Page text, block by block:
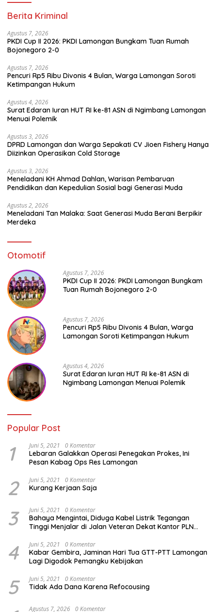
Berita Kriminal
Agustus 7, 2026
PKDI Cup II 2026: PKDI Lamongan Bungkam Tuan Rumah
Bojonegoro 2-0
Agustus 7, 2026
Pencuri Rp5 Ribu Divonis 4 Bulan, Warga Lamongan Soroti
Ketimpangan Hukum
Agustus 4, 2026
Surat Edaran Iuran HUT RI ke-81 ASN di Ngimbang Lamongan
Menuai Polemik
Agustus 3, 2026
DPRD Lamongan dan Warga Sepakati CV Jioen Fishery Hanya
Diizinkan Operasikan Cold Storage
Agustus 3, 2026
Meneladani KH Ahmad Dahlan, Warisan Pembaruan
Pendidikan dan Kepedulian Sosial bagi Generasi Muda
Agustus 2, 2026
Meneladani Tan Malaka: Saat Generasi Muda Berani Berpikir
Merdeka
Otomotif
Agustus 7, 2026
PKDI Cup II 2026: PKDI Lamongan Bungkam
Tuan Rumah Bojonegoro 2-0
Agustus 7, 2026
Pencuri Rp5 Ribu Divonis 4 Bulan, Warga
Lamongan Soroti Ketimpangan Hukum
Agustus 4, 2026
Surat Edaran Iuran HUT RI ke-81 ASN di
Ngimbang Lamongan Menuai Polemik
Popular Post
1 Juni 5, 2021 0 Komentar
Lebaran Galakkan Operasi Penegakan Prokes, Ini
Pesan Kabag Ops Res Lamongan
2 Juni 5, 2021 0 Komentar
Kurang Kerjaan Saja
3 Juni 5, 2021 0 Komentar
Bahaya Mengintai, Diduga Kabel Listrik Tegangan
Tinggi Menjalar di Jalan Veteran Dekat Kantor PLN
4 Juni 5, 2021 0 Komentar
Kabar Gembira, Jaminan Hari Tua GTT-PTT Lamongan
Lagi Digodok Pemangku Kebijakan
5 Juni 5, 2021 0 Komentar
Tidak Ada Dana Karena Refocousing
Agustus 7, 2026 0 Komentar